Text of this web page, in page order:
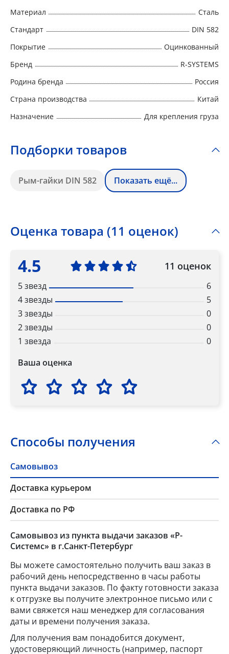
Материал
Сталь
Стандарт
DIN 582
Покрытие
Оцинкованный
Бренд
R-SYSTEMS
Родина бренда
Россия
Страна производства
Китай
Назначение
Для крепления груза
Подборки товаров
Рым-гайки DIN 582 Показать ещё...
Оценка товара (11 оценок)
4.5 11 оценок
5 звезд
6
4 звезды
5
3 звезды
0
2 звезды
0
1 звезда
0
Ваша оценка
Способы получения
Самовывоз
Доставка курьером
Доставка по РФ
Самовывоз из пункта выдачи заказов «Р-
Системс» в г.Санкт-Петербург
Вы можете самостоятельно получить ваш заказ в
рабочий день непосредственно в часы работы
пункта выдачи заказов. По факту готовности заказа
к отгрузке вы получите электронное письмо или с
вами свяжется наш менеджер для согласования
даты и времени получения заказа.
Для получения вам понадобится документ,
удостоверяющий личность (например, паспорт